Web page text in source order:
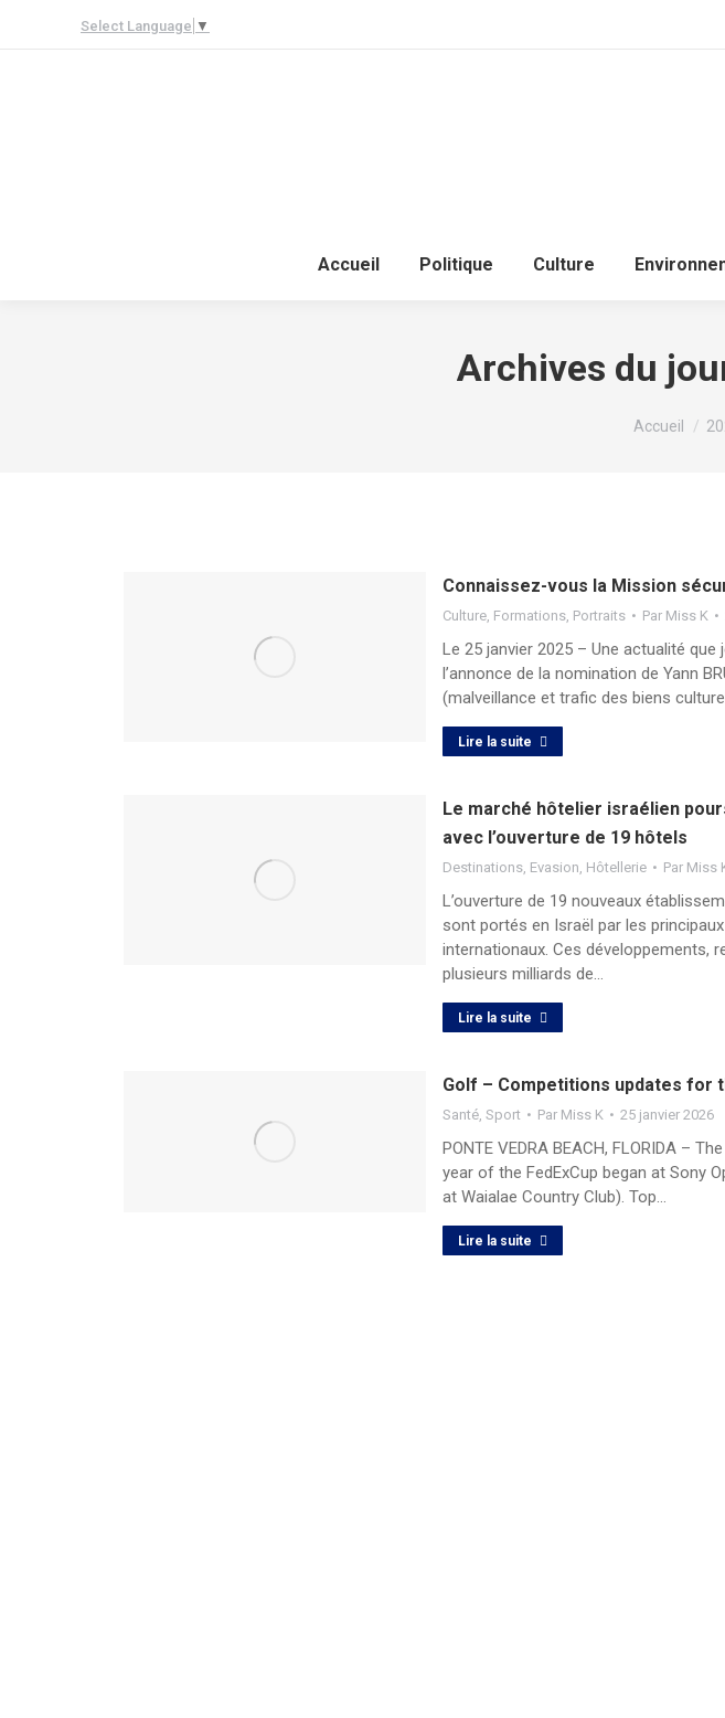
Select Language ▼
Accueil Politique Culture
Archives du
Vous êtes
Accueil
Connaissez-vous la Mission
Culture, Formations, Portraits Par Miss K
Le 25 janvier 2025 – Une actualité que
l’annonce de la nomination de Yann
(malveillance et trafic des biens
Lire la suite
Le marché hôtelier israélien
avec l’ouverture de 19 hôtels
Destinations, Evasion, Hôtellerie Par Miss
L’ouverture de 19 nouveaux
sont portés en Israël par les
internationaux. Ces développements,
plusieurs milliards de…
Lire la suite
Golf – Competitions updates for
Santé,Sport Par Miss K 25 janvier 2026
PONTE VEDRA BEACH, FLORIDA –
year of the FedExCup began at Sony
at Waialae Country Club). Top…
Lire la suite